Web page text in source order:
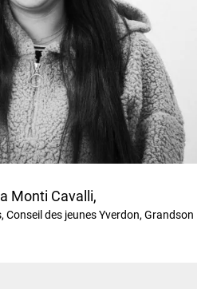
Monti Cavalli,
des jeunes Yverdon, Grandson